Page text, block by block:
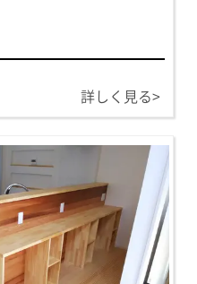
詳しく見る>